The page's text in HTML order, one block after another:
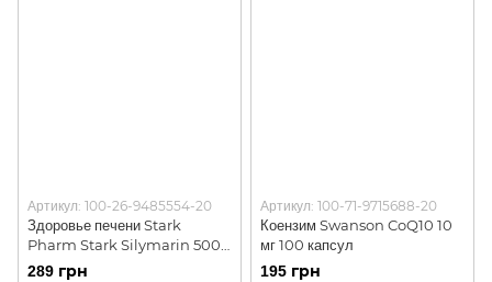
Артикул: 100-26-9485554-20
Здоровье печени Stark
Pharm Stark Silymarin 500
мг 60 капсул
289 грн
Артикул: 100-71-9715688-20
Коензим Swanson CoQ10 10
мг 100 капсул
195 грн